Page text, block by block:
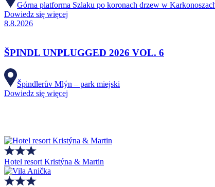
Górna platforma Szlaku po koronach drzew w
Dowiedz się więcej
8.8.2026
ŠPINDL UNPLUGGED 2026 VOL. 6
Špindlerův Mlýn – park miejski
Dowiedz się więcej
Hotel resort Kristýna & Martin